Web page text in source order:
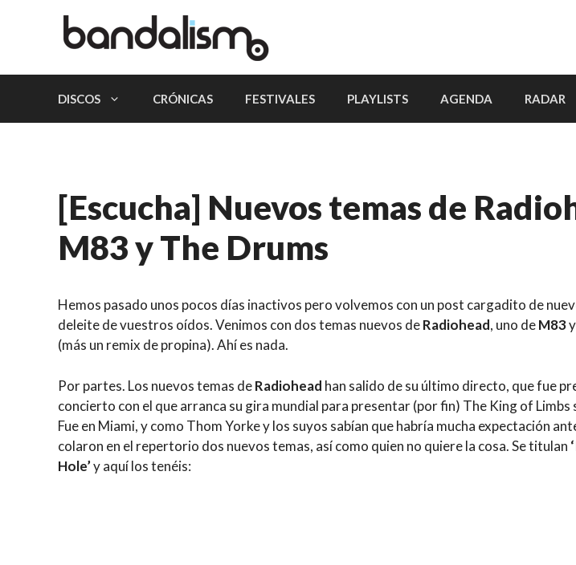
DISCOS CRÓNICAS FESTIVALES PLAYLISTS AGENDA RADAR
[Escucha] Nuevos temas de
M83 y The Drums
Hemos pasado unos pocos días inactivos pero volvemos con un post cargadito de
deleite de vuestros oídos. Venimos con dos temas nuevos deRadiohead, uno deM83
(más un remix de propina). Ahí es nada.
Por partes. Los nuevos temas deRadiohead han salido de su último directo, que fue
concierto con el que arranca su gira mundial para presentar (por fin) The King of Limbs
Fue en Miami, y como Thom Yorke y los suyos sabían que habría mucha expectación
colaron en el repertorio dos nuevos temas, así como quien no quiere la cosa. Se titulan
Hole’y aquí los tenéis: